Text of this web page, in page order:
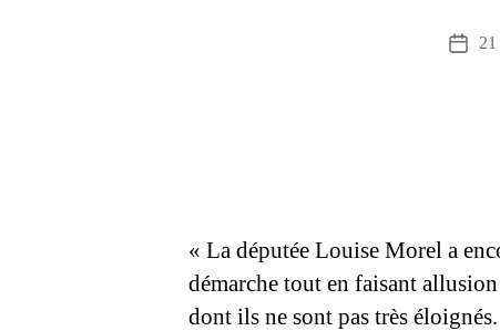
21
« La députée Louise Morel a
démarche tout en faisant
dont ils ne sont pas très